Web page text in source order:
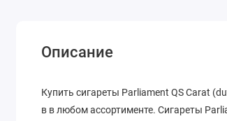
Описание
Купить сигареты Parliament QS Carat
в в любом ассортименте. Сигареты